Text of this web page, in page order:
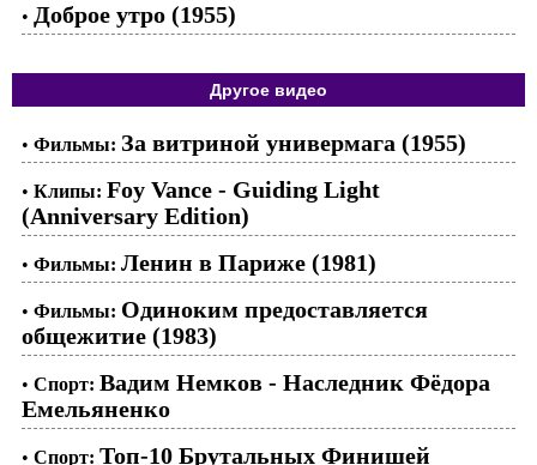
• Доброе утро (1955)
Другое видео
• Фильмы: За витриной универмага (1955)
• Клипы: Foy Vance - Guiding Light
(Anniversary Edition)
• Фильмы: Ленин в Париже (1981)
• Фильмы: Одиноким предоставляется
общежитие (1983)
• Спорт: Вадим Немков - Наследник Фёдора
Емельяненко
• Спорт: Топ-10 Брутальных Финишей